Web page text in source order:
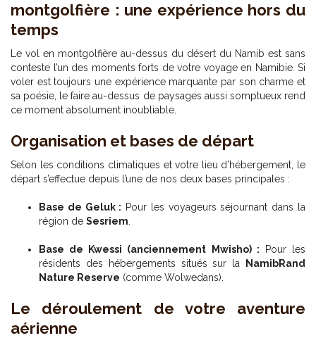
montgolfière : une expérience hors du
temps
Le vol en montgolfière au-dessus du désert du Namib est sans
conteste l’un des moments forts de votre voyage en Namibie. Si
voler est toujours une expérience marquante par son charme et
sa poésie, le faire au-dessus de paysages aussi somptueux rend
ce moment absolument inoubliable.
Organisation et bases de départ
Selon les conditions climatiques et votre lieu d’hébergement, le
départ s’effectue depuis l’une de nos deux bases principales :
Base de Geluk : Pour les voyageurs séjournant dans la
région de Sesriem
Base de Kwessi (anciennement Mwisho) : Pour les
résidents des hébergements situés sur la
NamibRand
Nature Reserve (comme Wolwedans).
Le déroulement de votre aventure
aérienne